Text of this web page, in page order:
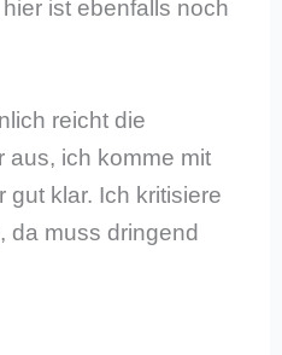
ist ebenfalls noch
reicht die
aus, ich komme mit
gut klar. Ich kritisiere
da muss dringend